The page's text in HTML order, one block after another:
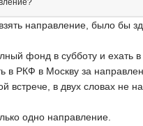
направление, было бы
фонд в субботу и ехать
в РКФ в Москву за
встрече, в двух словах не
одно направление.